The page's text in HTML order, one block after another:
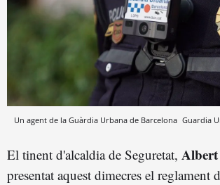
Un agent de la Guàrdia Urbana de Barcelona Guardia
El tinent d'alcaldia de Seguretat,
presentat aquest dimecres el reglament